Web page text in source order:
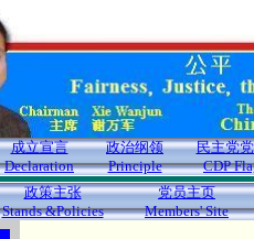
成立宣言
Declaration
政治纲领
Principle
民主党
CDP
政策主张
Stands &Policies
党员主页
Members' Site